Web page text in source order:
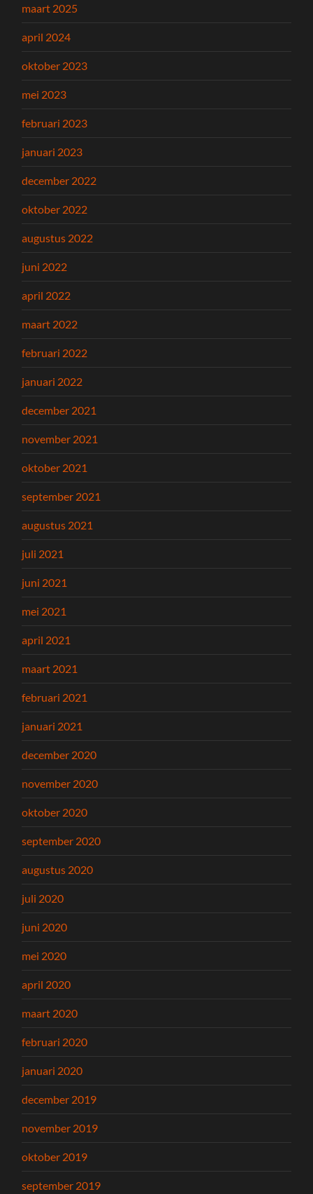
maart 2025
april 2024
oktober 2023
mei 2023
februari 2023
januari 2023
december 2022
oktober 2022
augustus 2022
juni 2022
april 2022
maart 2022
februari 2022
januari 2022
december 2021
november 2021
oktober 2021
september 2021
augustus 2021
juli 2021
juni 2021
mei 2021
april 2021
maart 2021
februari 2021
januari 2021
december 2020
november 2020
oktober 2020
september 2020
augustus 2020
juli 2020
juni 2020
mei 2020
april 2020
maart 2020
februari 2020
januari 2020
december 2019
november 2019
oktober 2019
september 2019